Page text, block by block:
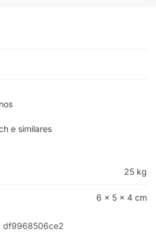
e similares
25 kg
6 × 5 × 4 cm
df9968506ce2